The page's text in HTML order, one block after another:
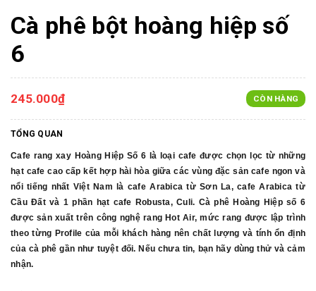
Cà phê bột hoàng hiệp số
6
245.000₫ CÒN HÀNG
TỔNG QUAN
Cafe rang xay Hoàng Hiệp Số 6 là loại cafe được chọn lọc từ những
hạt cafe cao cấp kết hợp hài hòa giữa các vùng đặc sản cafe ngon và
nổi tiếng nhất Việt Nam là cafe Arabica từ Sơn La, cafe Arabica từ
Cầu Đất và 1 phần hạt cafe Robusta, Culi. Cà phê Hoàng Hiệp số 6
được sản xuất trên công nghệ rang Hot Air, mức rang được lập trình
theo từng Profile của mỗi khách hàng nên chất lượng và tính ổn định
của cà phê gần như tuyệt đối. Nếu chưa tin, bạn hãy dùng thử và cảm
nhận.